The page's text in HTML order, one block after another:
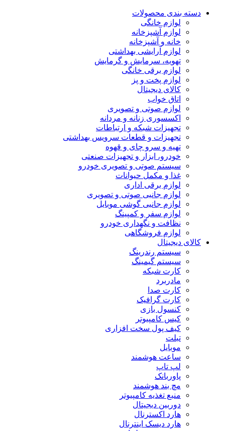
دسته بندی محصولات
لوازم خانگی
لوازم آشپزخانه
خانه و آشپزخانه
لوازم آرایشی بهداشتی
تهویه، سرمایش و گرمایش
لوازم برقی خانگی
لوازم پخت و پز
کالای دیجیتال
اتاق خواب
لوازم صوتی و تصویری
اکسسوری زنانه و مردانه
تجهیزات شبکه و ارتباطات
تجهیزات و قطعات سرویس بهداشتی
تهیه و سرو چای و قهوه
خودرو، ابزار و تجهیزات صنعتی
سیستم صوتی و تصویری خودرو
غذا و مکمل حیوانات
لوازم برقی اداری
لوازم جانبی صوتی و تصویری
لوازم جانبی گوشی موبایل
لوازم سفر و کمپینگ
نظافت و نگهداری خودرو
لوازم فروشگاهی
کالای دیجیتال
سیستم رندرینگ
سیستم گیمینگ
کارت شبکه
مادربرد
کارت صدا
کارت گرافیک
کنسول بازی
کیس کامپیوتر
کیف پول سخت افزاری
تبلت
موبایل
ساعت هوشمند
لپ تاپ
پاوربانک
مچ بند هوشمند
منبع تغذیه کامپیوتر
دوربین دیجیتال
هارد اکسترنال
هارد دیسک اینترنال